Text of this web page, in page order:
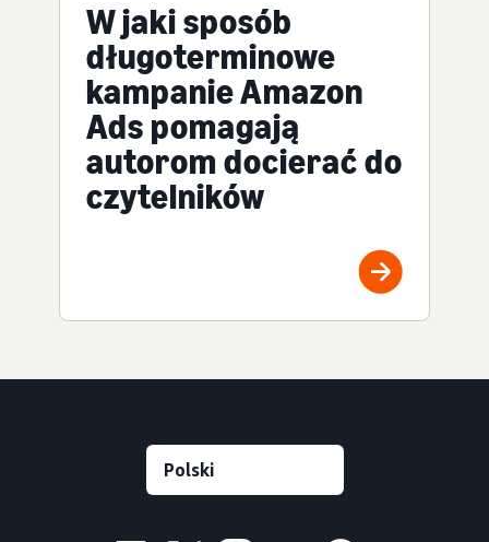
W jaki sposób
długoterminowe
kampanie Amazon
Ads pomagają
autorom docierać do
czytelników